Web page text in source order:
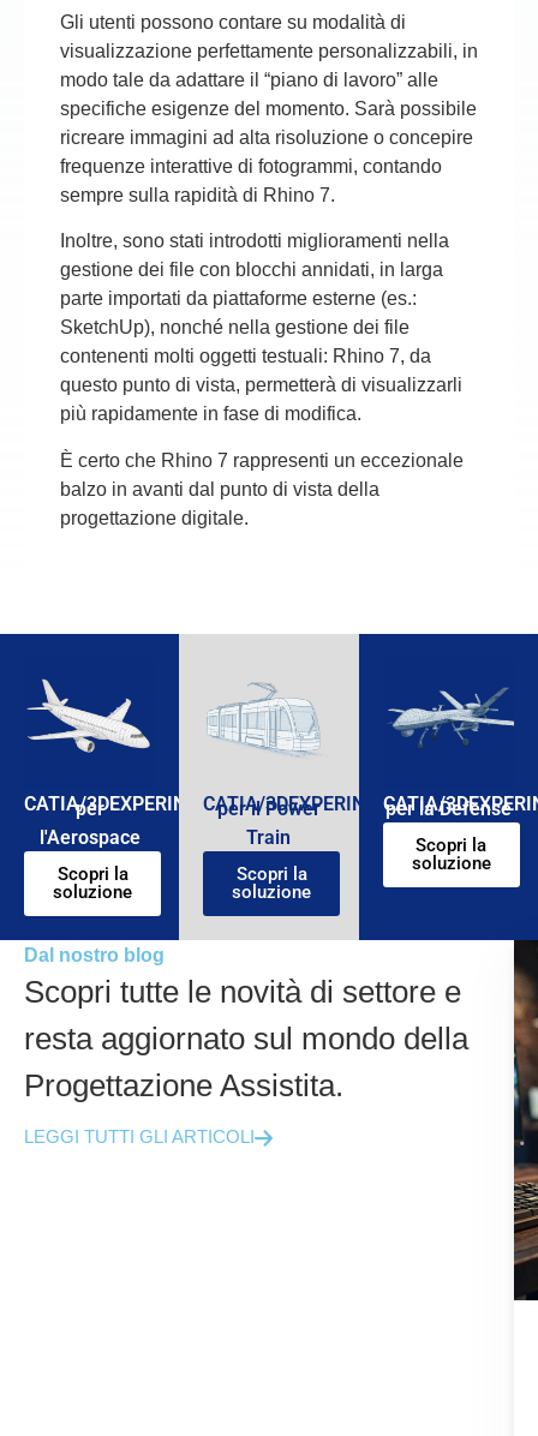
Gli utenti possono contare su modalità di
visualizzazione perfettamente personalizzabili, in
modo tale da adattare il “piano di lavoro” alle
specifiche esigenze del momento. Sarà possibile
ricreare immagini ad alta risoluzione o concepire
frequenze interattive di fotogrammi, contando
sempre sulla rapidità di Rhino 7.
Inoltre, sono stati introdotti miglioramenti nella
gestione dei file con blocchi annidati, in larga
parte importati da piattaforme esterne (es.:
SketchUp), nonché nella gestione dei file
contenenti molti oggetti testuali: Rhino 7, da
questo punto di vista, permetterà di visualizzarli
più rapidamente in fase di modifica.
È certo che Rhino 7 rappresenti un eccezionale
balzo in avanti dal punto di vista della
progettazione digitale.
CATIA/3DEXPERINCE
per
l'Aerospace
Scopri la
soluzione
CATIA/3DEXPERINCE
per il Power
Train
Scopri la
soluzione
CATIA/
per la Defense
Scopri la
soluzione
Dal nostro blog
Scopri tutte le novità di settore e
resta aggiornato sul mondo della
Progettazione Assistita.
LEGGI TUTTI GLI ARTICOLI